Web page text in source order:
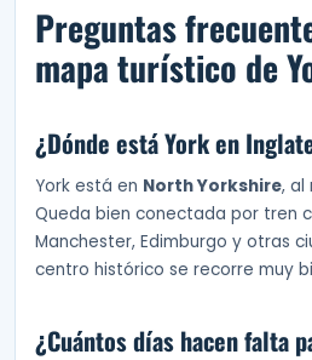
Preguntas
mapa turístico de
¿Dónde está York en
York está en North Yorkshire, al
Queda bien conectada por tren
Manchester, Edimburgo y otras
centro histórico se recorre muy
¿Cuántos días hacen falta